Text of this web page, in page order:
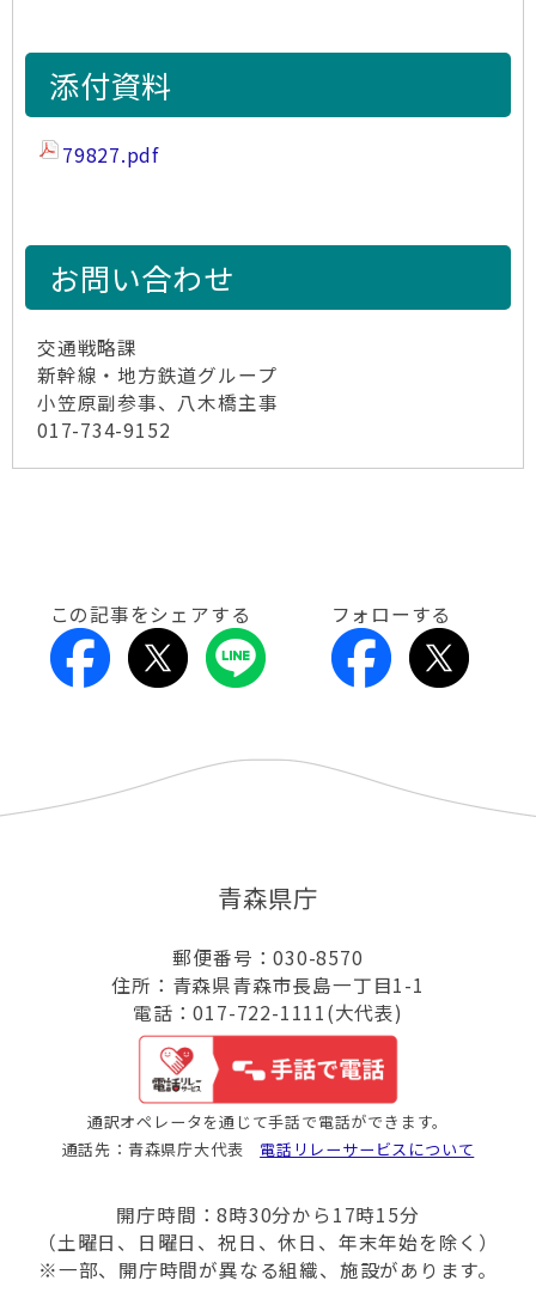
添付資料
79827.pdf
お問い合わせ
交通戦略課
新幹線・地方鉄道グループ
小笠原副参事、八木橋主事
017-734-9152
この記事をシェアする フォローする
青森県庁
郵便番号：030-8570
住所：青森県青森市長島一丁目1-1
電話：017-722-1111(大代表)
通訳オペレータを通じて手話で電話ができます。
通話先：青森県庁大代表 電話リレーサービスについて
開庁時間：8時30分から17時15分
（土曜日、日曜日、祝日、休日、年末年始を除く）
※一部、開庁時間が異なる組織、施設があります。